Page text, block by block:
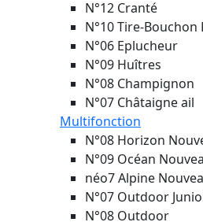
N°12 Cranté
N°10 Tire-
N°06 Eplucheur
N°09 Huîtres
N°08 Champignon
N°07 Châtaigne ail
Multifonction
N°08 Horizon
N°09 Océan
néo7 Alpine
N°07 Outdoor
N°08 Outdoor